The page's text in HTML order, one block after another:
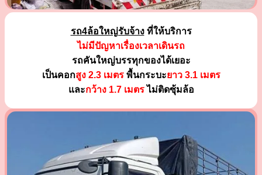
รถ4ล้อใหญ่รับจ้างที่ให้บริการ
ไม่มีปัญหาเรื่องเวลาเดินรถ
รถคันใหญ่บรรทุกของได้เยอะ
เป็นคอกสูง 2.3 เมตรพื้นกระบะยาว 3.1 เมตร
และกว้าง 1.7 เมตรไม่ติดซุ้มล้อ